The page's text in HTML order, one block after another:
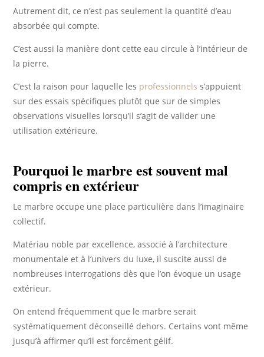
Autrement dit, ce n’est pas seulement la quantité d’eau
absorbée qui compte.
C’est aussi la manière dont cette eau circule à l’intérieur de
la pierre.
C’est la raison pour laquelle les professionnels s’appuient
sur des essais spécifiques plutôt que sur de simples
observations visuelles lorsqu’il s’agit de valider une
utilisation extérieure.
Pourquoi le marbre est souvent mal
compris en extérieur
Le marbre occupe une place particulière dans l’imaginaire
collectif.
Matériau noble par excellence, associé à l’architecture
monumentale et à l’univers du luxe, il suscite aussi de
nombreuses interrogations dès que l’on évoque un usage
extérieur.
On entend fréquemment que le marbre serait
systématiquement déconseillé dehors. Certains vont même
jusqu’à affirmer qu’il est forcément gélif.